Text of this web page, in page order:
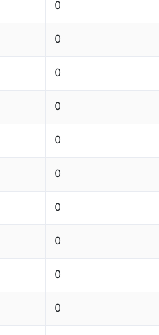
0
0
0
0
0
0
0
0
0
0